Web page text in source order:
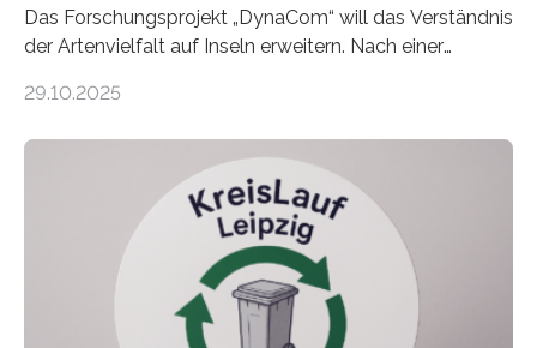
Das Forschungsprojekt „DynaCom“ will das Verständnis
der Artenvielfalt auf Inseln erweitern. Nach einer
Beobachtungen im Wattenmeer ist nun eine große
Oldenburg befassen sich insbesondere damit, wie ein
Ökosystem gedeiht – und wie sich dieser Prozess
verlässlich prognostizieren lässt. Grünes Licht für
„DynaCom“: Die Deutsche Forschungsgemeinschaft
(DFG) fördert das Anfang 2019 gestartete
Forschungsprojekt an der Universität Oldenburg für
zwei weitere Jahre mit rund 1,2 Millionen Euro. „Wir
29.10.2025